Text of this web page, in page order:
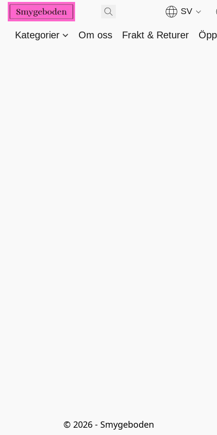
SV
Kategorier Om oss Frakt & Returer
© 2026 - Smygeboden